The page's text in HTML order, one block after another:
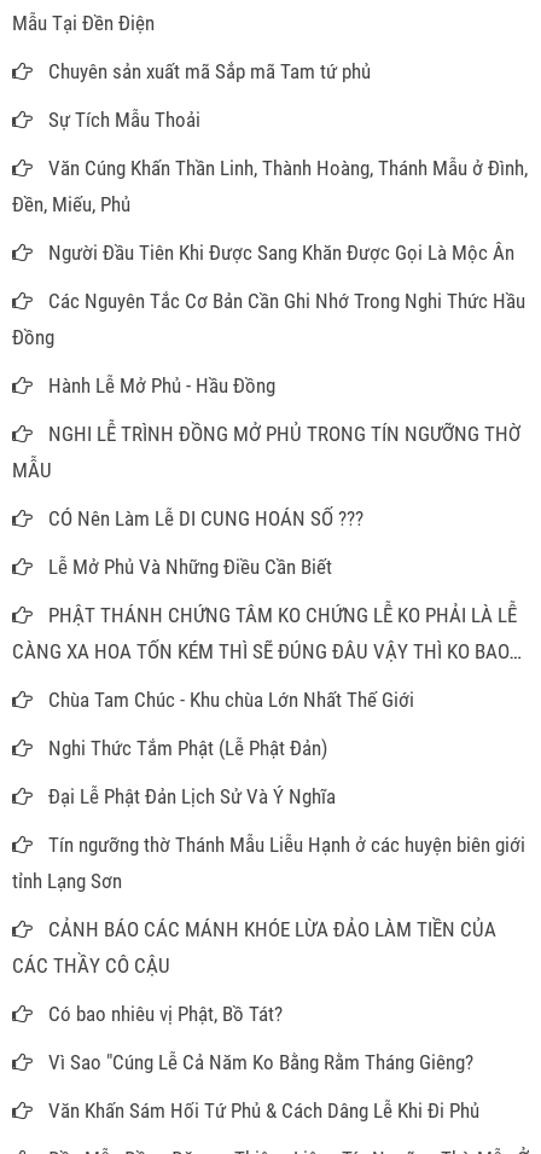
Mẫu Tại Đền Điện
Chuyên sản xuất mã Sắp mã Tam tứ phủ
Sự Tích Mẫu Thoải
Văn Cúng Khấn Thần Linh, Thành Hoàng, Thánh Mẫu ở Đình,
Đền, Miếu, Phủ
Người Đầu Tiên Khi Được Sang Khăn Được Gọi Là Mộc Ân
Các Nguyên Tắc Cơ Bản Cần Ghi Nhớ Trong Nghi Thức Hầu
Đồng
Hành Lễ Mở Phủ - Hầu Đồng
NGHI LỄ TRÌNH ĐỒNG MỞ PHỦ TRONG TÍN NGƯỠNG THỜ
MẪU
CÓ Nên Làm Lễ DI CUNG HOÁN SỐ ???
Lễ Mở Phủ Và Những Điều Cần Biết
PHẬT THÁNH CHỨNG TÂM KO CHỨNG LỄ KO PHẢI LÀ LỄ
CÀNG XA HOA TỐN KÉM THÌ SẼ ĐÚNG ĐÂU VẬY THÌ KO BAO
GIỜ PHẢI MÂM CAO CỖ ĐẦY ĐỂ LÀM GÌ
Chùa Tam Chúc - Khu chùa Lớn Nhất Thế Giới
Nghi Thức Tắm Phật (Lễ Phật Đản)
Đại Lễ Phật Đản Lịch Sử Và Ý Nghĩa
Tín ngưỡng thờ Thánh Mẫu Liễu Hạnh ở các huyện biên giới
tỉnh Lạng Sơn
CẢNH BÁO CÁC MÁNH KHÓE LỪA ĐẢO LÀM TIỀN CỦA
CÁC THẦY CÔ CẬU
Có bao nhiêu vị Phật, Bồ Tát?
Vì Sao "Cúng Lễ Cả Năm Ko Bằng Rằm Tháng Giêng?
Văn Khấn Sám Hối Tứ Phủ & Cách Dâng Lễ Khi Đi Phủ